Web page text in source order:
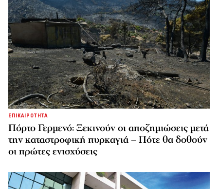
ΕΠΙΚΑΙΡΟΤΗΤΑ
Πόρτο Γερμενό: Ξεκινούν οι αποζημιώσεις μετά
την καταστροφική πυρκαγιά – Πότε θα δοθούν
οι πρώτες ενισχύσεις